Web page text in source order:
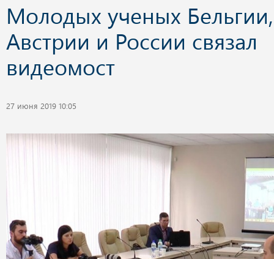
Молодых ученых Бельгии,
Австрии и России связал
видеомост
27 июня 2019 10:05